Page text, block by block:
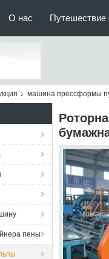
О нас Путешествие
машина прессформы
пены